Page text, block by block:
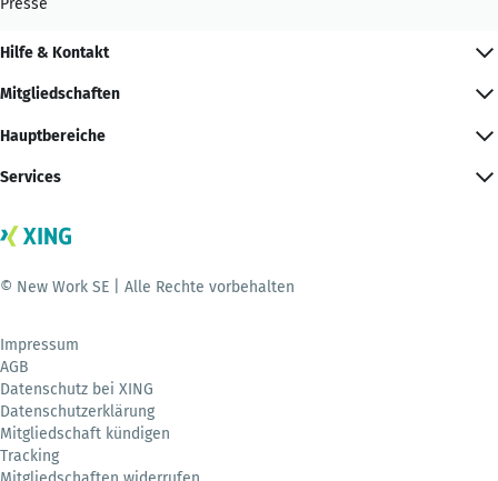
Presse
Hilfe & Kontakt
Mitgliedschaften
Hauptbereiche
Services
© New Work SE | Alle Rechte vorbehalten
Impressum
AGB
Datenschutz bei XING
Datenschutzerklärung
Mitgliedschaft kündigen
Tracking